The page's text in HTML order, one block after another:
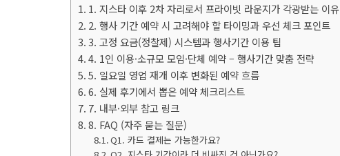
1. 지스타 이후 2차 자리로서 프라이빗 라운지가 각광받는 이유
2. 행사 기간 예약 시 고려해야 할 타이밍과 우선 체크 포인트
3. 고정 요금(정찰제) 시스템과 행사기간 이용 팁
4. 1인 이용·소규모 모임·단체 예약 – 행사기간 맞춤 전략
5. 일요일 영업 재개 이후 변화된 예약 흐름
6. 실제 후기에서 뽑은 예약 체크리스트
7. 내부·외부 참고 링크
8. FAQ (자주 묻는 질문)
Q1. 카드 결제는 가능한가요?